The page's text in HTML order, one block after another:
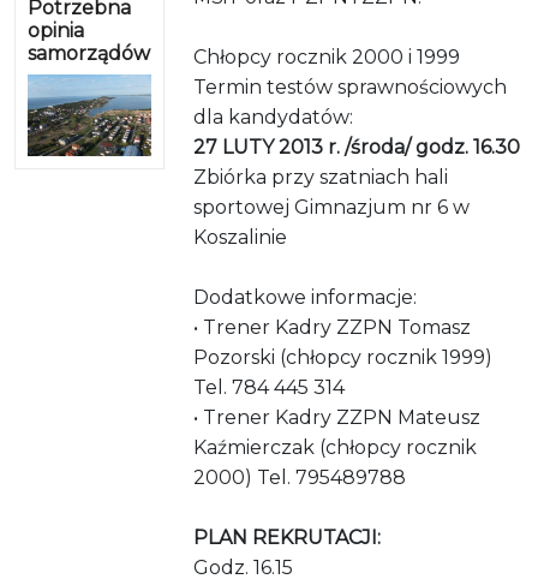
Potrzebna
opinia
samorządów
Chłopcy rocznik 2000 i 1999
Termin testów sprawnościowych
dla kandydatów:
27 LUTY 2013 r. /środa/ godz. 16.30
Zbiórka przy szatniach hali
sportowej Gimnazjum nr 6 w
Koszalinie
Dodatkowe informacje:
• Trener Kadry ZZPN Tomasz
Pozorski (chłopcy rocznik 1999)
Tel. 784 445 314
• Trener Kadry ZZPN Mateusz
Kaźmierczak (chłopcy rocznik
2000) Tel. 795489788
PLAN REKRUTACJI:
Godz. 16.15